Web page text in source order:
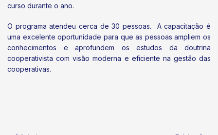
curso durante o ano.
O programa atendeu cerca de 30 pessoas. A capacitação é
uma excelente oportunidade para que as pessoas ampliem os
conhecimentos e aprofundem os estudos da doutrina
cooperativista com visão moderna e eficiente na gestão das
cooperativas.